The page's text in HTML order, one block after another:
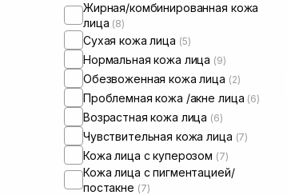
Sorted Skin
Theramid(+5)
Transparent-Lab(+6)
UIQ (+6)
Usolab(+3)
VT Cosmetics(+1)
WhoCares (+2)
Жирная/комбинированная кожа
лица (8)
Сухая кожа лица (5)
Нормальная кожа лица (9)
Обезвоженная кожа лица (2)
Проблемная кожа /акне лица (6)
Возрастная кожа лица (6)
Чувствительная кожа лица (7)
Кожа лица с куперозом (7)
Кожа лица с пигментацией/
постакне (7)